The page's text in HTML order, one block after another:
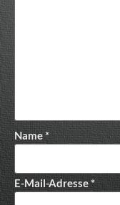
Name*
E-Mail-Adresse*